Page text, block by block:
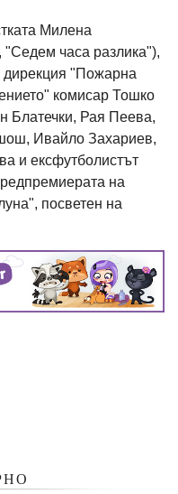
Милена
"Седем часа разлика"),
дирекция "Пожарна
комисар Тошко
Блатечки, Рая Пеева,
Ивайло Захариев,
и ексфутболистът
на
посветен на